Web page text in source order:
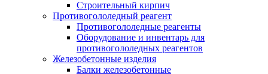
Строительный кирпич
Противогололедный реагент
Противогололедные реагенты
Оборудование и инвентарь для
противогололедных реагентов
Железобетонные изделия
Балки железобетонные